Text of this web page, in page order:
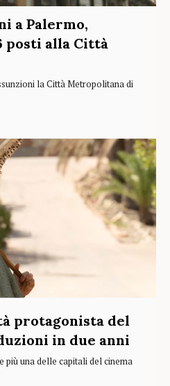
a Palermo,
posti alla Città
la Città Metropolitana di
protagonista del
in due anni
più una delle capitali del cinema